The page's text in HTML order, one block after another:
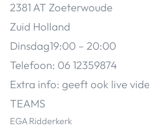
2381 AT Zoeterwoude
Zuid Holland
Dinsdag19:00 – 20:00
Telefoon: 06 12359874
Extra info: geeft ook live
TEAMS
EGA Ridderkerk